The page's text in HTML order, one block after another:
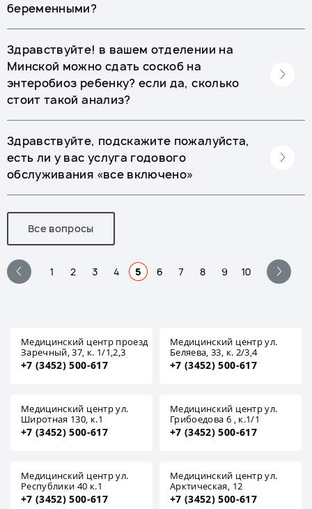
беременными?
Здравствуйте! в вашем отделении на
Минской можно сдать соскоб на
энтеробиоз ребенку? если да, сколько
стоит такой анализ?
Здравствуйте, подскажите пожалуйста,
есть ли у вас услуга годового
обслуживания «все включено»
Все вопросы
1 2 3 4 5 6 7 8 9 10
Медицинский центр проезд
Заречный, 37, к. 1/1,2,3
+7 (3452) 500-617
Медицинский центр ул.
Беляева, 33, к. 2/3,4
+7 (3452) 500-617
Медицинский центр ул.
Широтная 130, к.1
+7 (3452) 500-617
Медицинский центр ул.
Грибоедова 6 , к.1/1
+7 (3452) 500-617
Медицинский центр ул.
Республики 40 к.1
+7 (3452) 500-617
Медицинский центр ул.
Арктическая, 12
+7 (3452) 500-617